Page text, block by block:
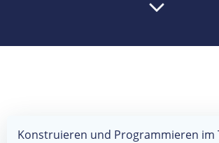
Konstruieren und Programmieren im